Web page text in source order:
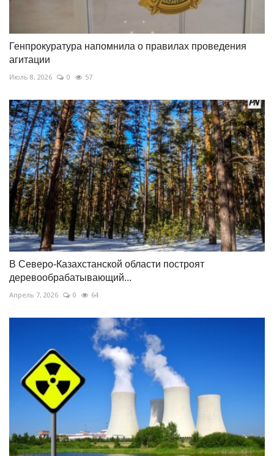
Генпрокуратура напомнила о правилах проведения
агитации
Июль 8, 2026 0 57
В Северо-Казахстанской области построят
деревообрабатывающий...
Апрель 7, 2026 0 64